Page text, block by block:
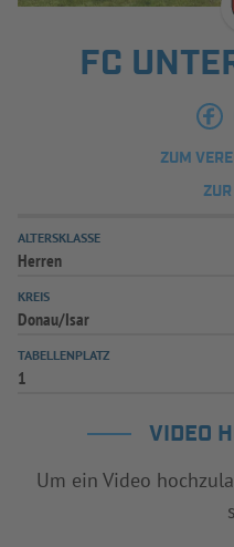
INFOTHEK
FC
ZUM
ALTERSKLASSE
Herren
KREIS
Donau/Isar
TABELLENPLATZ
1
VIDEO
Um ein Video